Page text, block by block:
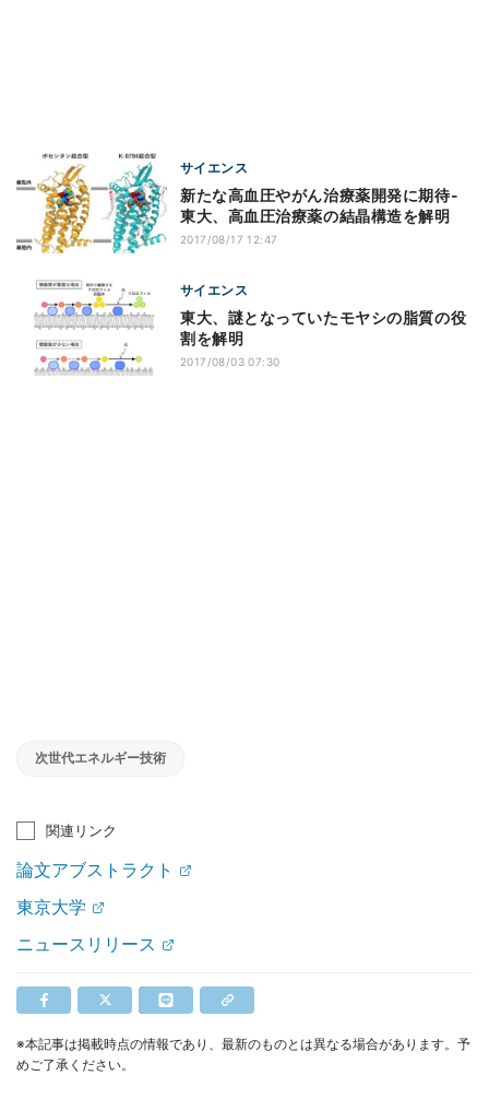
サイエンス
新たな高血圧やがん治療薬開発に期待-
東大、高血圧治療薬の結晶構造を解明
2017/08/17 12:47
サイエンス
東大、謎となっていたモヤシの脂質の役
割を解明
2017/08/03 07:30
次世代エネルギー技術
関連リンク
論文アブストラクト
東京大学
ニュースリリース
※本記事は掲載時点の情報であり、最新のものとは異なる場合があります。予
めご了承ください。